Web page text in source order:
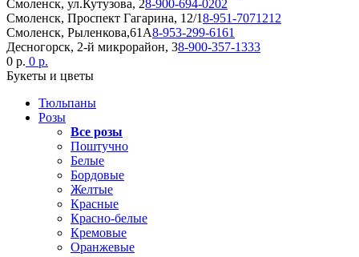
Смоленск, ул.Кутузова, 28-900-694-0202
Смоленск, Проспект Гагарина, 12/18-951-7071212
Смоленск, Рыленкова,61А8-953-299-6161
Десногорск, 2-й микрорайон, 38-900-357-1333
0 р. 0 р.
Букеты и цветы
Тюльпаны
Розы
Все розы
Поштучно
Белые
Бордовые
Желтые
Красные
Красно-белые
Кремовые
Оранжевые